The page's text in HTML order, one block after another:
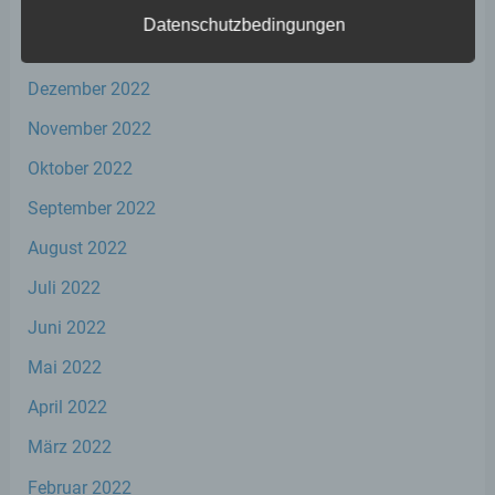
Dezember 2022
November 2022
Oktober 2022
September 2022
August 2022
Juli 2022
Juni 2022
Mai 2022
April 2022
März 2022
Februar 2022
Personenbezogene Daten sind alle
oder identifizierbare natürliche Person (im
Als identifizierbar wird eine natürliche
insbesondere mittels Zuordnung zu einer
mehreren besonderen Merkmalen, die
kulturellen oder sozialen Identität dieser
natürlichen Person sind, identifiziert werden
kann.
Datenschutzbedingungen